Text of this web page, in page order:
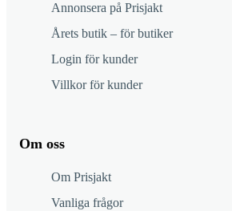
Annonsera på Prisjakt
Årets butik – för butiker
Login för kunder
Villkor för kunder
Om oss
Om Prisjakt
Vanliga frågor